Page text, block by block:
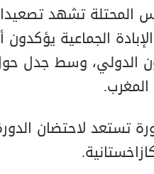
المحتلة تشهد
الجماعية
الدولي، وسط جدل